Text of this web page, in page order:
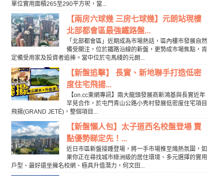
單位實用面積265至290平方呎，當...
【兩房六球幾 三房七球幾】元朗站現樓
北部都會區最強鐵路盤...
「北部都會區」近期成為市場熱話，區內樓市發展自然
備受關注，位於鐵路沿線的新盤，更勢成市場焦點，肯
定備受用家及投資者追捧。當中位於屯馬綫的元朗...
【新盤追擊】 長實、新地聯手打造低密
度住宅飛揚...
【on.cc東網專訊】兩大龍頭發展商新鴻基與長實近年
罕見合作，於屯門青山公路小秀村發展低密度住宅項目
飛揚(GRAND JETÉ)，整個項目...
【新盤懶人包】太子道西名校盤登場 賣
點優勢睇定先！...
近日市區新盤接踵登場，將一手市場推至熾熱氛圍，如
果你正在尋找城市綠洲級的居住環境、多元選擇的實用
戶型、最好還坐擁名校網、極具升值潛力，何文田...